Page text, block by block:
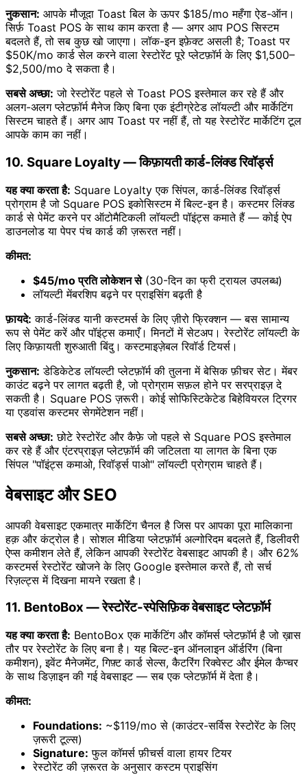
नुकसान: आपके मौजूदा Toast बिल के ऊपर $185/mo महँगा ऐड-ऑन।
सिर्फ़ Toast POS के साथ काम करता है — अगर आप POS सिस्टम
बदलते हैं, तो सब कुछ खो जाएगा। लॉक-इन इफ़ेक्ट असली है; Toast पर
$50K/mo कार्ड सेल करने वाला रेस्टोरेंट पूरे प्लेटफ़ॉर्म के लिए $1,500–
$2,500/mo दे सकता है।
सबसे अच्छा: जो रेस्टोरेंट पहले से Toast POS इस्तेमाल कर रहे हैं और
अलग-अलग प्लेटफ़ॉर्म मैनेज किए बिना एक इंटीग्रेटेड लॉयल्टी और मार्केटिंग
सिस्टम चाहते हैं। अगर आप Toast पर नहीं हैं, तो यह रेस्टोरेंट मार्केटिंग टूल
आपके काम का नहीं।
10. Square Loyalty — किफ़ायती कार्ड-लिंक्ड रिवॉर्ड्स
यह क्या करता है: Square Loyalty एक सिंपल, कार्ड-लिंक्ड रिवॉर्ड्स
प्रोग्राम है जो Square POS इकोसिस्टम में बिल्ट-इन है। कस्टमर लिंक्ड
कार्ड से पेमेंट करने पर ऑटोमैटिकली लॉयल्टी पॉइंट्स कमाते हैं — कोई ऐप
डाउनलोड या पेपर पंच कार्ड की ज़रूरत नहीं।
कीमत:
$45/mo प्रति लोकेशन से(30-दिन का फ्री ट्रायल उपलब्ध)
लॉयल्टी मेंबरशिप बढ़ने पर प्राइसिंग बढ़ती है
फ़ायदे: कार्ड-लिंक्ड यानी कस्टमर्स के लिए ज़ीरो फ्रिक्शन — बस सामान्य
रूप से पेमेंट करें और पॉइंट्स कमाएँ। मिनटों में सेटअप। रेस्टोरेंट लॉयल्टी के
लिए किफ़ायती शुरुआती बिंदु। कस्टमाइज़ेबल रिवॉर्ड टियर्स।
नुकसान: डेडिकेटेड लॉयल्टी प्लेटफ़ॉर्म की तुलना में बेसिक फ़ीचर सेट। मेंबर
काउंट बढ़ने पर लागत बढ़ती है, जो प्रोग्राम सफ़ल होने पर सरप्राइज़ दे
सकती है। Square POS ज़रूरी। कोई सोफिस्टिकेटेड बिहेवियरल ट्रिगर
या एडवांस कस्टमर सेगमेंटेशन नहीं।
सबसे अच्छा: छोटे रेस्टोरेंट और कैफ़े जो पहले से Square POS इस्तेमाल
कर रहे हैं और एंटरप्राइज़ प्लेटफ़ॉर्म की जटिलता या लागत के बिना एक
सिंपल "पॉइंट्स कमाओ, रिवॉर्ड्स पाओ" लॉयल्टी प्रोग्राम चाहते हैं।
वेबसाइट और SEO
आपकी वेबसाइट एकमात्र मार्केटिंग चैनल है जिस पर आपका पूरा मालिकाना
हक़ और कंट्रोल है। सोशल मीडिया प्लेटफ़ॉर्म अल्गोरिदम बदलते हैं, डिलीवरी
ऐप्स कमीशन लेते हैं, लेकिन आपकी रेस्टोरेंट वेबसाइट आपकी है। और 62%
कस्टमर्स रेस्टोरेंट खोजने के लिए Google इस्तेमाल करते हैं, तो सर्च
रिज़ल्ट्स में दिखना मायने रखता है।
11. BentoBox — रेस्टोरेंट-स्पेसिफ़िक वेबसाइट प्लेटफ़ॉर्म
यह क्या करता है: BentoBox एक मार्केटिंग और कॉमर्स प्लेटफ़ॉर्म है जो ख़ास
तौर पर रेस्टोरेंट के लिए बना है। यह बिल्ट-इन ऑनलाइन ऑर्डरिंग (बिना
कमीशन), इवेंट मैनेजमेंट, गिफ़्ट कार्ड सेल्स, कैटरिंग रिक्वेस्ट और ईमेल कैप्चर
के साथ डिज़ाइन की गई वेबसाइट — सब एक प्लेटफ़ॉर्म में देता है।
कीमत:
Foundations: ~$119/mo से (काउंटर-सर्विस रेस्टोरेंट के लिए
ज़रूरी टूल्स)
Signature: फुल कॉमर्स फ़ीचर्स वाला हायर टियर
रेस्टोरेंट की ज़रूरत के अनुसार कस्टम प्राइसिंग